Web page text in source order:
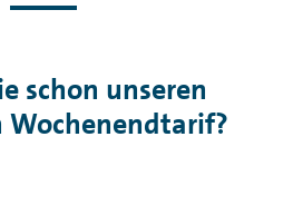
schon unseren